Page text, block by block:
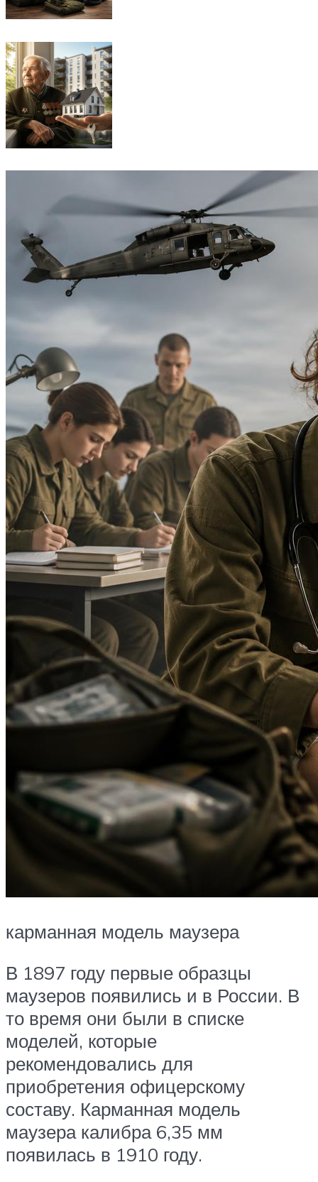
карманная модель маузера
В 1897 году первые образцы
маузеров появились и в России. В
то время они были в списке
моделей, которые
рекомендовались для
приобретения офицерскому
составу. Карманная модель
маузера калибра 6,35 мм
появилась в 1910 году.